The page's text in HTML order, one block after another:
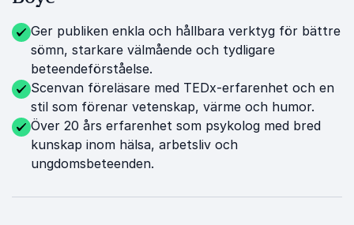
Ger publiken enkla och hållbara verktyg för bättre
sömn, starkare välmående och tydligare
beteendeförståelse.
Scenvan föreläsare med TEDx-erfarenhet och en
stil som förenar vetenskap, värme och humor.
Över 20 års erfarenhet som psykolog med bred
kunskap inom hälsa, arbetsliv och
ungdomsbeteenden.